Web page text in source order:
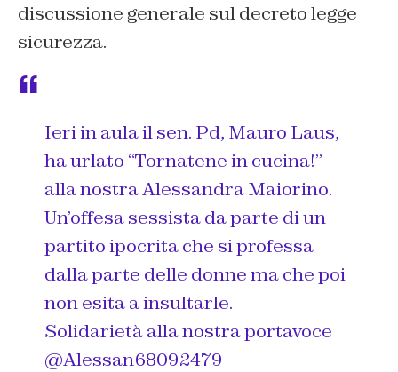
discussione generale sul decreto legge
sicurezza.
Ieri in aula il sen. Pd, Mauro Laus,
ha urlato “Tornatene in cucina!”
alla nostra Alessandra Maiorino.
Un’offesa sessista da parte di un
partito ipocrita che si professa
dalla parte delle donne ma che poi
non esita a insultarle.
Solidarietà alla nostra portavoce
@Alessan68092479